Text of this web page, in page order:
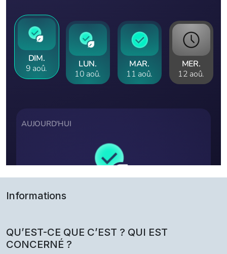
Informations
QU’EST-CE QUE C’EST ? QUI EST
CONCERNÉ ?